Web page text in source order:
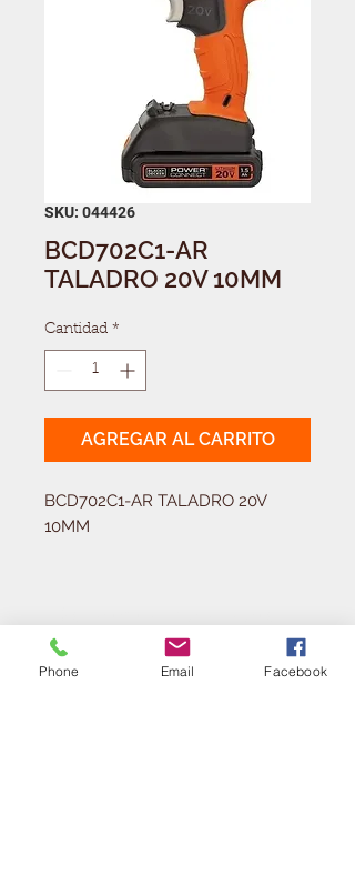
SKU: 044426
BCD702C1-AR
TALADRO 20V 10MM
Cantidad *
AGREGAR AL CARRITO
BCD702C1-AR TALADRO 20V
10MM
¿Necesitas equipar tu
ferretería?
Phone Email Facebook